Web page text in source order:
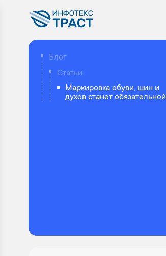
Блог
Статьи
Маркировка обуви, шин и
духов станет обязательной